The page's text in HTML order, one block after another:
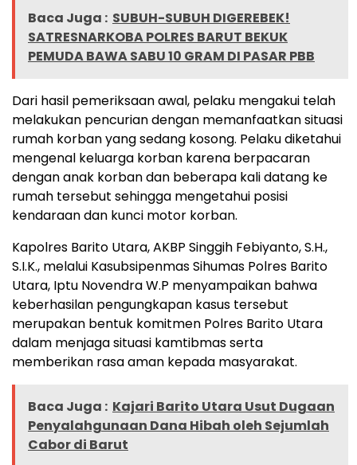
Baca Juga : SUBUH-SUBUH DIGEREBEK!
SATRESNARKOBA POLRES BARUT BEKUK
PEMUDA BAWA SABU 10 GRAM DI PASAR PBB
Dari hasil pemeriksaan awal, pelaku mengakui telah
melakukan pencurian dengan memanfaatkan situasi
rumah korban yang sedang kosong. Pelaku diketahui
mengenal keluarga korban karena berpacaran
dengan anak korban dan beberapa kali datang ke
rumah tersebut sehingga mengetahui posisi
kendaraan dan kunci motor korban.
Kapolres Barito Utara, AKBP Singgih Febiyanto, S.H.,
S.I.K., melalui Kasubsipenmas Sihumas Polres Barito
Utara, Iptu Novendra W.P menyampaikan bahwa
keberhasilan pengungkapan kasus tersebut
merupakan bentuk komitmen Polres Barito Utara
dalam menjaga situasi kamtibmas serta
memberikan rasa aman kepada masyarakat.
Baca Juga : Kajari Barito Utara Usut Dugaan
Penyalahgunaan Dana Hibah oleh Sejumlah
Cabor di Barut